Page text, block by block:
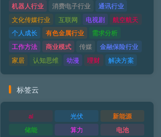
机器人行业
消费电子行业
通讯行业
文化传媒行业
互联网 电视剧
航空航天
个人成长
有色金属行业
需求分析
工作方法
商业模式 传媒
金融保险行业
家居
认知思维 动漫 理财 解决方案
标签云
ai 光伏
新能源
储能
算力
电池